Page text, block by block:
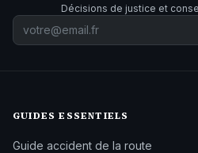
Décisions de justice et
GUIDES ESSENTIELS
Guide accident de la route